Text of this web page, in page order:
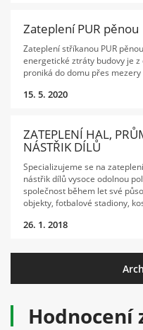
Zateplení PUR pěnou
Zateplení stříkanou PUR
energetické ztráty budovy je
proniká do domu přes
15. 5. 2020
ZATEPLENÍ HAL,
NÁSTŘIK DÍLŮ
Specializujeme se na
nástřik dílů vysoce odolnou
společnost během let své
objekty, fotbalové stadiony,
26. 1. 2018
Hodnocení